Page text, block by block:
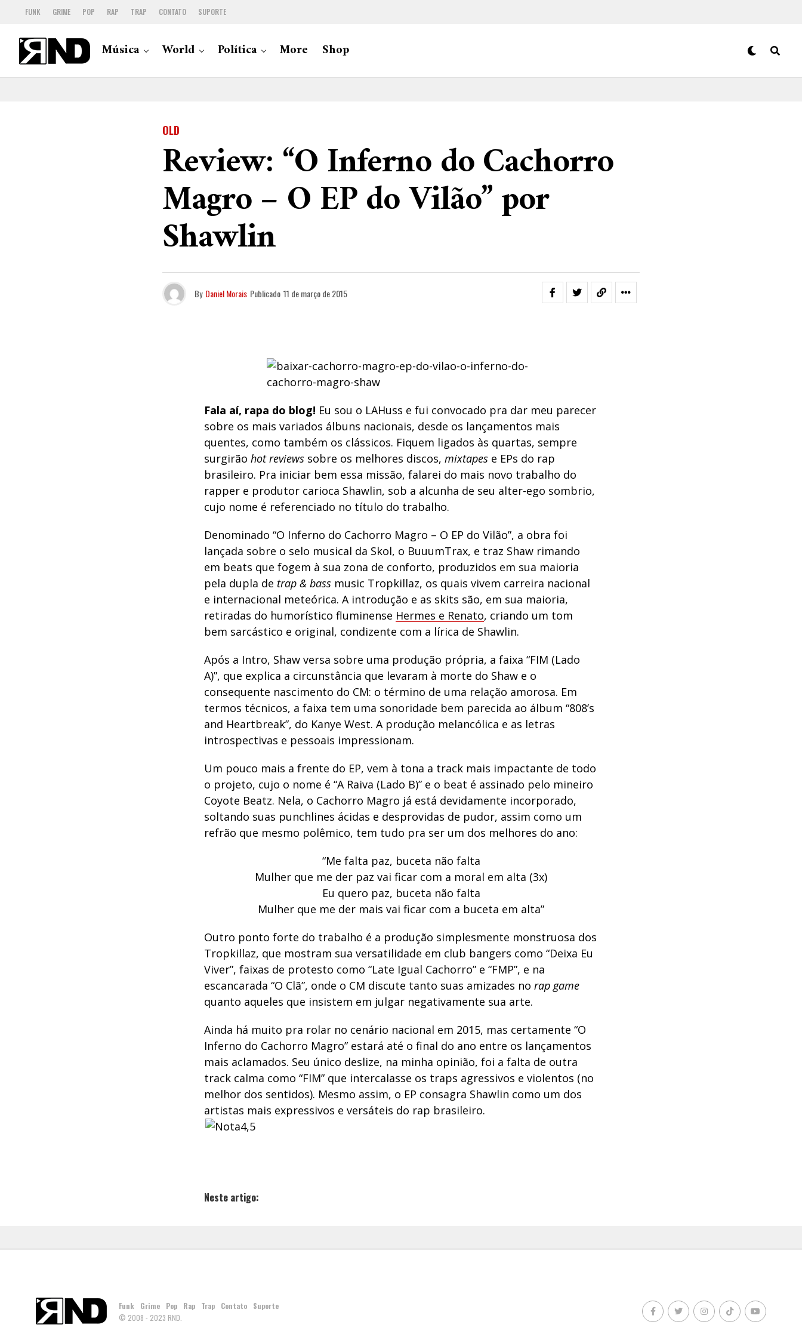
FUNK GRIME POP RAP TRAP CONTATO SUPORTE
Música World Política More Shop
OLD
Review: “O Inferno do Cachorro
Magro – O EP do Vilão” por
Shawlin
By Daniel Morais Publicado 11 de março de 2015
Fala aí, rapa do blog! Eu sou o LAHuss e fui convocado pra dar meu parecer
sobre os mais variados álbuns nacionais, desde os lançamentos mais
quentes, como também os clássicos. Fiquem ligados às quartas, sempre
surgirão hot reviews sobre os melhores discos, mixtapes e EPs do rap
brasileiro. Pra iniciar bem essa missão, falarei do mais novo trabalho do
rapper e produtor carioca Shawlin, sob a alcunha de seu alter-ego sombrio,
cujo nome é referenciado no título do trabalho.
Denominado “O Inferno do Cachorro Magro – O EP do Vilão”, a obra foi
lançada sobre o selo musical da Skol, o BuuumTrax, e traz Shaw rimando
em beats que fogem à sua zona de conforto, produzidos em sua maioria
pela dupla de trap & bass music Tropkillaz, os quais vivem carreira nacional
e internacional meteórica. A introdução e as skits são, em sua maioria,
retiradas do humorístico fluminense Hermes e Renato, criando um tom
bem sarcástico e original, condizente com a lírica de Shawlin.
Após a Intro, Shaw versa sobre uma produção própria, a faixa “FIM (Lado
A)”, que explica a circunstância que levaram à morte do Shaw e o
consequente nascimento do CM: o término de uma relação amorosa. Em
termos técnicos, a faixa tem uma sonoridade bem parecida ao álbum “808’s
and Heartbreak”, do Kanye West. A produção melancólica e as letras
introspectivas e pessoais impressionam.
Um pouco mais a frente do EP, vem à tona a track mais impactante de todo
o projeto, cujo o nome é “A Raiva (Lado B)” e o beat é assinado pelo mineiro
Coyote Beatz. Nela, o Cachorro Magro já está devidamente incorporado,
soltando suas punchlines ácidas e desprovidas de pudor, assim como um
refrão que mesmo polêmico, tem tudo pra ser um dos melhores do ano:
“Me falta paz, buceta não falta
Mulher que me der paz vai ficar com a moral em alta (3x)
Eu quero paz, buceta não falta
Mulher que me der mais vai ficar com a buceta em alta”
Outro ponto forte do trabalho é a produção simplesmente monstruosa dos
Tropkillaz, que mostram sua versatilidade em club bangers como “Deixa Eu
Viver”, faixas de protesto como “Late Igual Cachorro” e “FMP”, e na
escancarada “O Clã”, onde o CM discute tanto suas amizades no rap game
quanto aqueles que insistem em julgar negativamente sua arte.
Ainda há muito pra rolar no cenário nacional em 2015, mas certamente “O
Inferno do Cachorro Magro” estará até o final do ano entre os lançamentos
mais aclamados. Seu único deslize, na minha opinião, foi a falta de outra
track calma como “FIM” que intercalasse os traps agressivos e violentos (no
melhor dos sentidos). Mesmo assim, o EP consagra Shawlin como um dos
artistas mais expressivos e versáteis do rap brasileiro.
Neste artigo:
Funk Grime Pop Rap Trap Contato
Suporte
© 2008 - 2023 RND.